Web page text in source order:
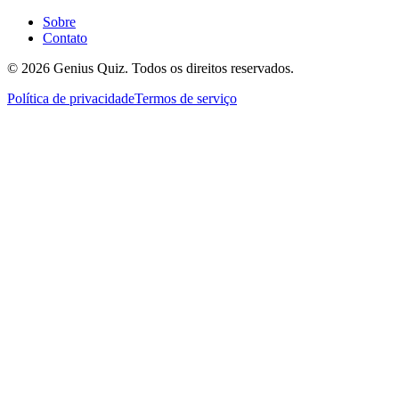
Sobre
Contato
© 2026 Genius Quiz. Todos os direitos reservados.
Política de privacidadeTermos de serviço